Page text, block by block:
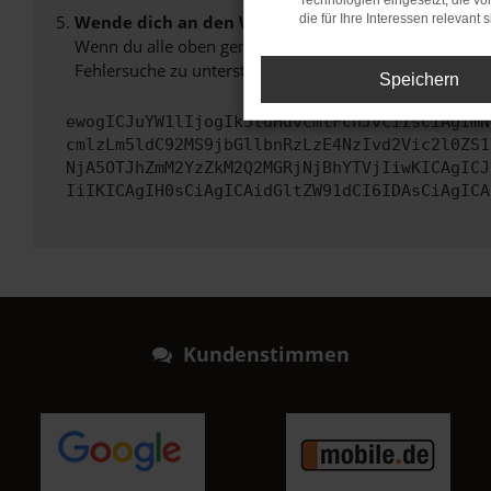
Wende dich an den Webseitenbetreiber.
Wenn du alle oben genannten Schritte versucht hast,
Fehlersuche zu unterstützen:
Kundenstimmen
die für Ihre Interessen relevant
Speichern